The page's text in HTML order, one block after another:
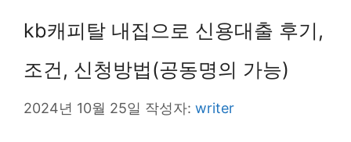
kb캐피탈 내집으로 신용대출 후기,
조건, 신청방법(공동명의 가능)
2024년 10월 25일 작성자: writer